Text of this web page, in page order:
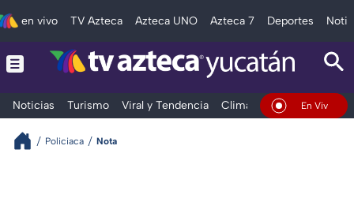
en vivo TV Azteca Azteca UNO Azteca 7 Deportes
Noticias Turismo Viral y Tendencia Clima DeportesEn Vivo
Policiaca Nota